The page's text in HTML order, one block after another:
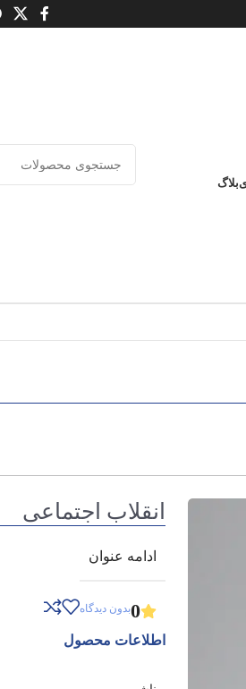
بلاگ
انقلاب اجتماعی
ادامه عنوان
0بدون دیدگاه
اطلاعات محصول